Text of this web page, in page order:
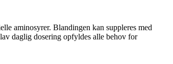
aminosyrer. Blandingen kan suppleres med
daglig dosering opfyldes alle behov for